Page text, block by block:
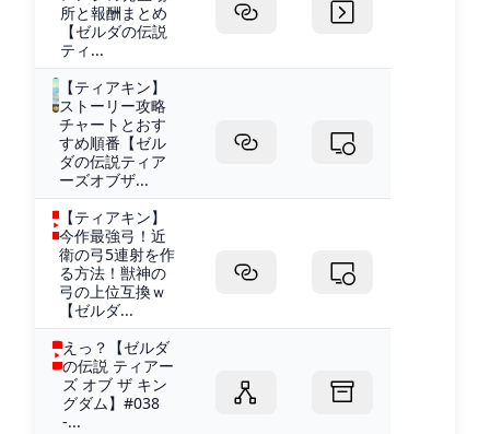
所と報酬まとめ
【ゼルダの伝説
ティ...
【ティアキン】
ストーリー攻略
チャートとおす
すめ順番【ゼル
ダの伝説ティア
ーズオブザ...
【ティアキン】
今作最強弓！近
衛の弓5連射を作
る方法！獣神の
弓の上位互換ｗ
【ゼルダ...
えっ？【ゼルダ
の伝説 ティアー
ズ オブ ザ キン
グダム】#038
-...